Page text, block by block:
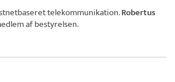
telekommunikation.Robertus
af bestyrelsen.